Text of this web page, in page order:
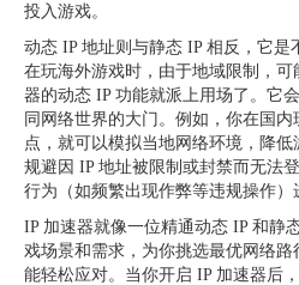
投入游戏。
动态 IP 地址则与静态 IP 相反，它
在玩海外游戏时，由于地域限制，
器的动态 IP 功能就派上用场了。它
同网络世界的大门。例如，你在国
点，就可以模拟当地网络环境，降
规避因 IP 地址被限制或封禁而无法
行为（如频繁出现作弊等违规操作
IP 加速器就像一位精通动态 IP 和静
戏场景和需求，为你挑选最优网络
能轻松应对。当你开启 IP 加速器后